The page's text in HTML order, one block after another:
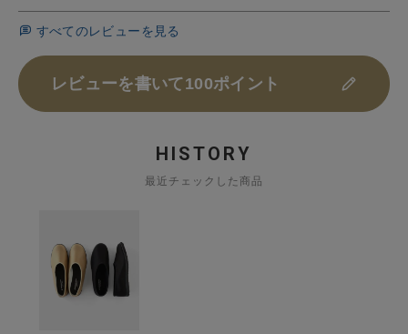
すべてのレビューを見る
レビューを書いて100ポイント
HISTORY
最近チェックした商品